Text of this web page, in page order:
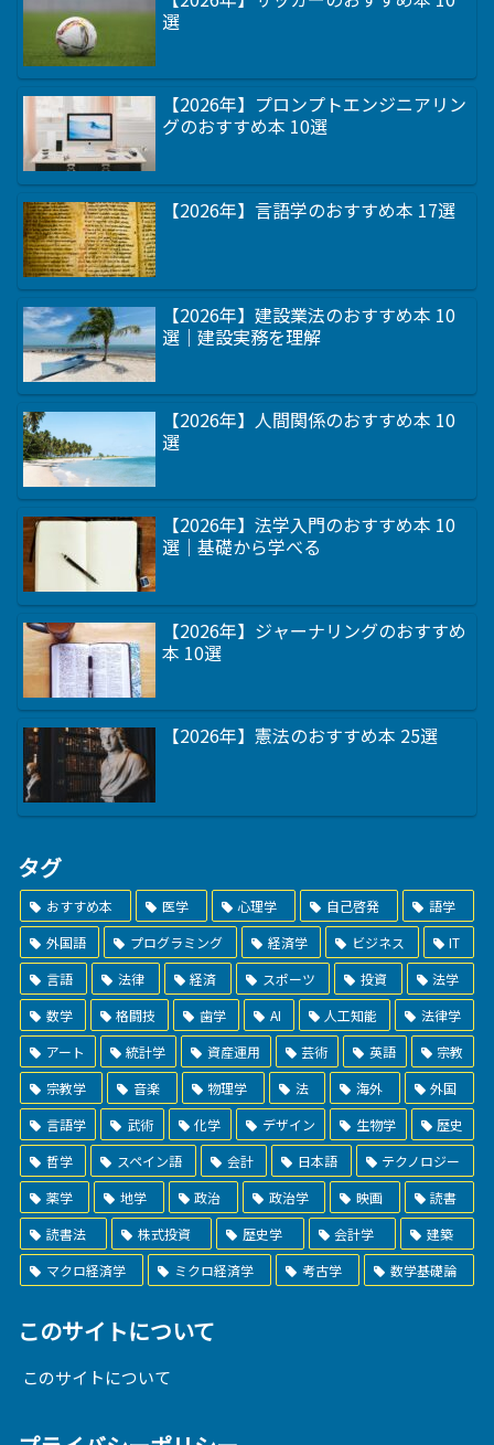
選
【2026年】プロンプトエンジニアリン
グのおすすめ本 10選
【2026年】言語学のおすすめ本 17選
【2026年】建設業法のおすすめ本 10
選｜建設実務を理解
【2026年】人間関係のおすすめ本 10
選
【2026年】法学入門のおすすめ本 10
選｜基礎から学べる
【2026年】ジャーナリングのおすすめ
本 10選
【2026年】憲法のおすすめ本 25選
タグ
おすすめ本 医学 心理学 自己啓発
語学
外国語
プログラミング 経済学 ビジネス
IT
言語
法律 経済 スポーツ 投資
法学
数学
格闘技 歯学 AI 人工知能
法律学
アート
統計学 資産運用 芸術 英語
宗教
宗教学
音楽 物理学 法 海外
外国
言語学
武術 化学 デザイン 生物学
歴史
哲学
スペイン語 会計 日本語
テクノロジー
薬学
地学 政治 政治学 映画
読書
読書法
株式投資 歴史学 会計学
建築
マクロ経済学
ミクロ経済学 考古学 数学基礎論
このサイトについて
このサイトについて